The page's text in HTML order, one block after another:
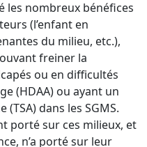
les nombreux bénéfices
(l’enfant en
du milieu, etc.),
freiner la
ou en difficultés
(HDAA) ou ayant un
dans les SGMS.
porté sur ces milieux, et
n’a porté sur leur